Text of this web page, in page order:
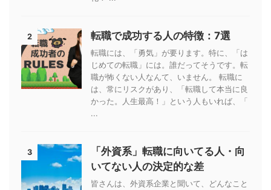
2 転職で成功する人の特徴：7選
転職には、「勇気」が要ります。特に、「は
じめての転職」には。誰だってそうです。転
職が怖くない人なんて、いません。 転職に
は、常にリスクがあり、「転職して本当に良
かった。人生最高！」という人もいれば、「
...
3
「外資系」転職に向いてる人・向
いてない人の決定的な差
皆さんは、外資系企業と聞いて、どんなこと